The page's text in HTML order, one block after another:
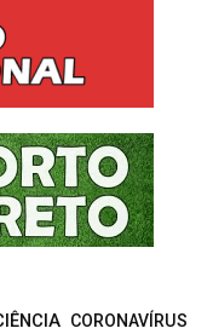
CORONAVÍRUS